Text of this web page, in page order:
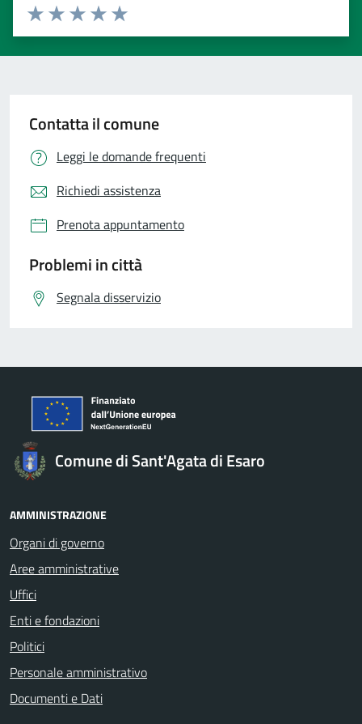
Valuta 5 stelle su 5
Valuta 4 stelle su 5
Valuta 3 stelle su 5
Valuta 2 stelle su 5
Valuta 1 stelle su 5
Contatta il comune
Leggi le domande frequenti
Richiedi assistenza
Prenota appuntamento
Problemi in città
Segnala disservizio
Comune di Sant'Agata di Esaro
AMMINISTRAZIONE
Organi di governo
Aree amministrative
Uffici
Enti e fondazioni
Politici
Personale amministrativo
Documenti e Dati